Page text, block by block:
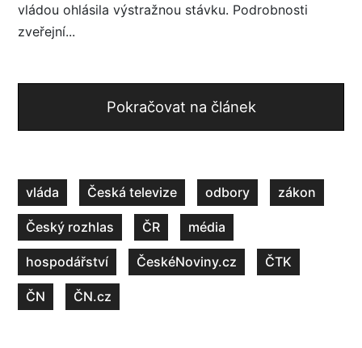
vládou ohlásila výstražnou stávku. Podrobnosti
zveřejní...
Pokračovat na článek
vláda Česká televize odbory zákon
Český rozhlas ČR média
hospodářství ČeskéNoviny.cz ČTK
ČN ČN.cz